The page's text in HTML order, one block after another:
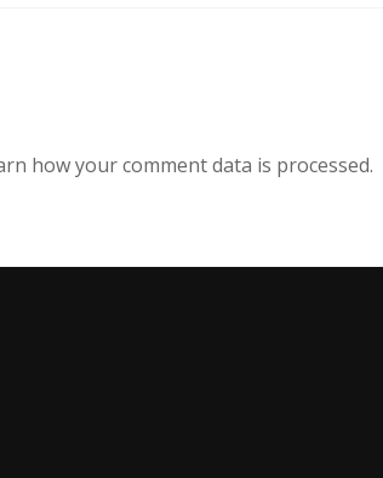
how your comment data is processed.